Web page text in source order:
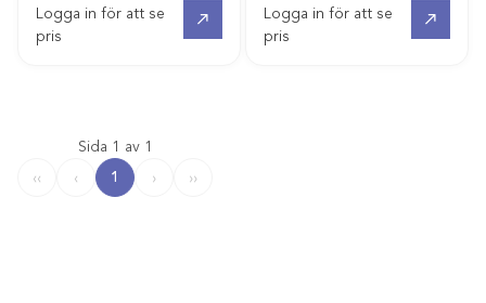
Logga in för att se
pris
Logga in för att se
pris
Sida 1 av 1
‹‹
‹ 1 › ››